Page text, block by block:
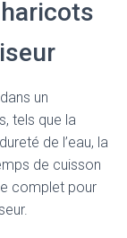
un
tels que la
de l’eau, la
de cuisson
complet pour